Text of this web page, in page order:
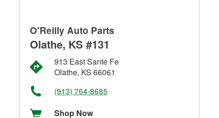
O'Reilly Auto Parts
Olathe, KS #131
913 East Sante Fe
Olathe, KS 66061
(913) 764-8685
Shop Now